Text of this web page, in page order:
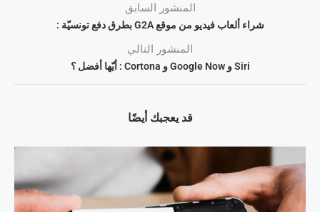
المنشور السابق
شراء ألعاب فيديو من موقع G2A بطرق دفع تونسيّة :
المنشور التالي
Siri و Google Now و Cortona : أيّها أفضل ؟
قد يعجبك أيضًا